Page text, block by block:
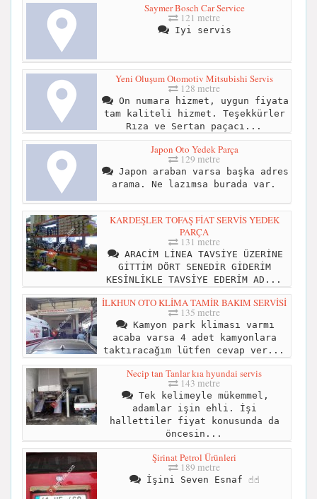
Saymer Bosch Car Service
121 metre
Iyi servis
Yeni Oluşum Otomotiv Mitsubishi Servis
128 metre
On numara hizmet, uygun fiyata
tam kaliteli hizmet. Teşekkürler
Rıza ve Sertan paçacı...
Japon Oto Yedek Parça
129 metre
Japon araban varsa başka adres
arama. Ne lazımsa burada var.
KARDEŞLER TOFAŞ FİAT SERVİS YEDEK
PARÇA
131 metre
ARACİM LİNEA TAVSİYE ÜZERİNE
GİTTİM DÖRT SENEDİR GİDERİM
KESİNLİKLE TAVSİYE EDERİM AD...
İLKHUN OTO KLİMA TAMİR BAKIM SERVİSİ
135 metre
Kamyon park kliması varmı
acaba varsa 4 adet kamyonlara
taktıracağım lütfen cevap ver...
Necip tan Tanlar kıa hyundai servis
143 metre
Tek kelimeyle mükemmel,
adamlar işin ehli. İşi
hallettiler fiyat konusunda da
öncesin...
Şirinat Petrol Ürünleri
189 metre
İşini Seven Esnaf ☝️☝️